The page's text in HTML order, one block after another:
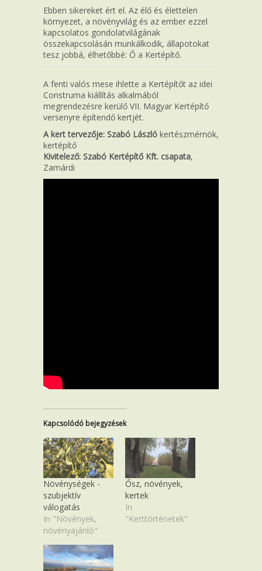
Ebben sikereket ért el. Az élő és élettelen
környezet, a növényvilág és az ember ezzel
kapcsolatos gondolatvilágának
összekapcsolásán munkálkodik, állapotokat
tesz jobbá, élhetőbbé: Ő a Kertépítő.
A fenti valós mese ihlette a Kertépítőt az idei
Construma kiállítás alkalmából
megrendezésre kerülő VII. Magyar Kertépítő
versenyre építendő kertjét.
A kert tervezője: Szabó László kertészmérnök,
kertépítő
Kivitelező: Szabó Kertépítő Kft. csapata,
Zamárdi
Kapcsolódó bejegyzések
Növénységek -
szubjektív
válogatás
In "Növények,
növényajánló"
Ősz, növények,
kertek
In
"Kerttörténetek"